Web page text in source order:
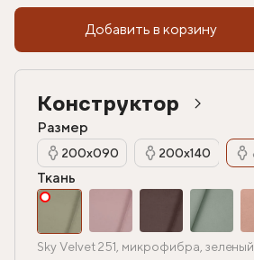
Добавить в корзину
Конструктор
Размер
200х090 200х140
Ткань
Sky Velvet 251, микрофибра, зеленый